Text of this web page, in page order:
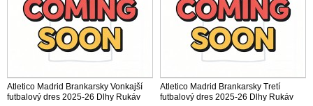
Atletico Madrid Brankarsky Vonkajší
futbalový dres 2025-26 Dlhy Rukáv
Atletico Madrid Brankarsky Tretí
futbalový dres 2025-26 Dlhy Rukáv